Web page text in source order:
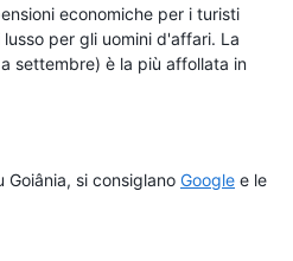
economiche per i turisti
per gli uomini d'affari. La
settembre) è la più affollata in
Goiânia, si consiglano Google e le